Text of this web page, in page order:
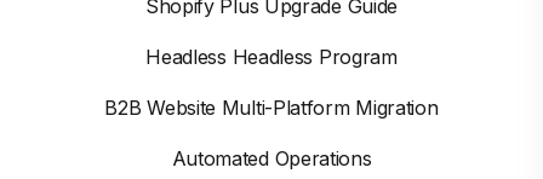
Shopify Plus Upgrade Guide
Headless Headless Program
B2B Website Multi-Platform Migration
Automated Operations